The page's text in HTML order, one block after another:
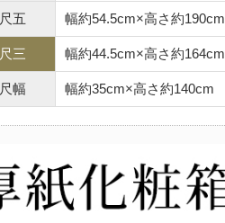
尺五 幅約54.5cm×高さ約190cm
尺三 幅約44.5cm×高さ約164cm
尺幅 幅約35cm×高さ約140cm